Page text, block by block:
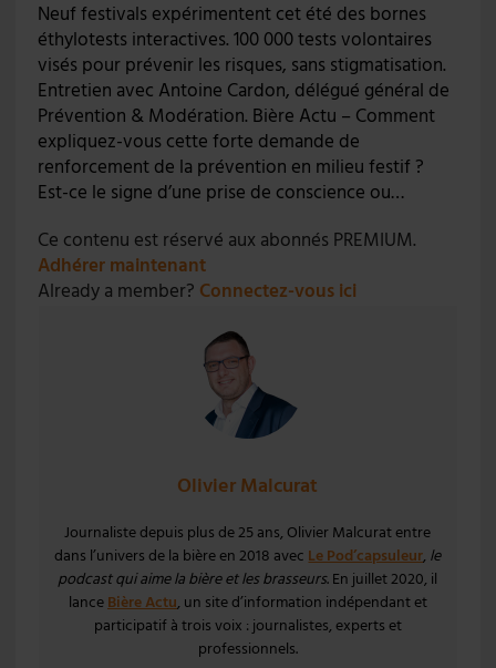
Neuf festivals expérimentent cet été des bornes
éthylotests interactives. 100 000 tests volontaires
visés pour prévenir les risques, sans stigmatisation.
Entretien avec Antoine Cardon, délégué général de
Prévention & Modération. Bière Actu – Comment
expliquez-vous cette forte demande de
renforcement de la prévention en milieu festif ?
Est-ce le signe d’une prise de conscience ou…
Ce contenu est réservé aux abonnés PREMIUM.
Adhérer maintenant
Already a member? Connectez-vous ici
Olivier Malcurat
Journaliste depuis plus de 25 ans, Olivier Malcurat entre
dans l’univers de la bière en 2018 avecLe Pod’capsuleur, le
podcast qui aime la bière et les brasseurs. En juillet 2020, il
lanceBière Actu, un site d’information indépendant et
participatif à trois voix : journalistes, experts et
professionnels.